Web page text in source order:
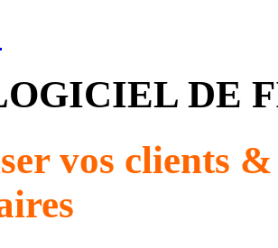
DE
vos clients